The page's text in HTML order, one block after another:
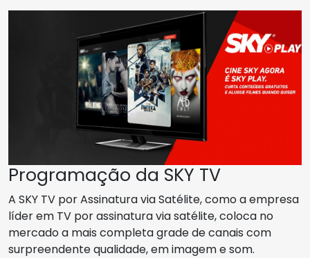
Programação da SKY TV
A SKY TV por Assinatura via Satélite, como a empresa
líder em TV por assinatura via satélite, coloca no
mercado a mais completa grade de canais com
surpreendente qualidade, em imagem e som.